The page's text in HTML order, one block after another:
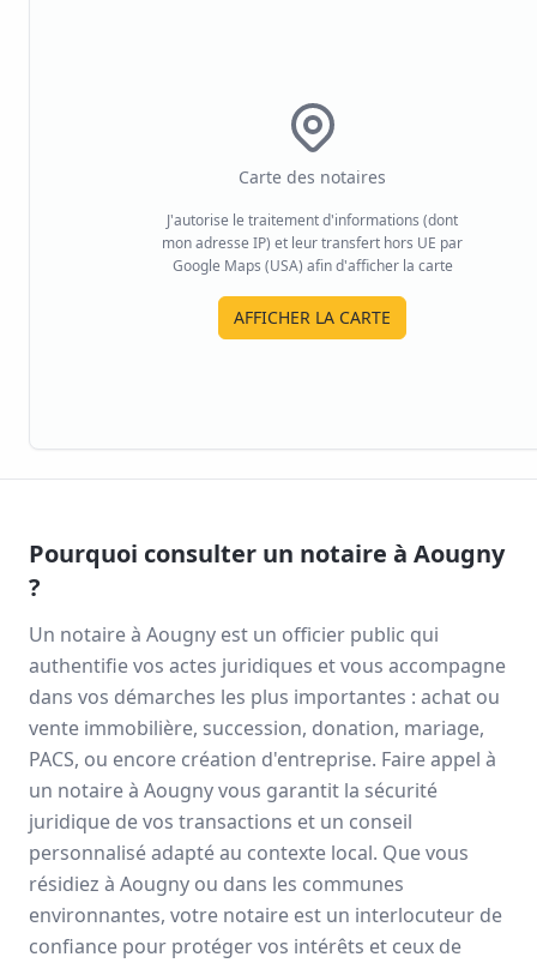
Carte des notaires
J'autorise le traitement d'informations (dont
mon adresse IP) et leur transfert hors UE par
Google Maps (USA) afin d'afficher la carte
AFFICHER LA CARTE
Pourquoi consulter un notaire à Aougny
?
Un notaire à Aougny est un officier public qui
authentifie vos actes juridiques et vous accompagne
dans vos démarches les plus importantes : achat ou
vente immobilière, succession, donation, mariage,
PACS, ou encore création d'entreprise. Faire appel à
un notaire à Aougnyvous garantit la sécurité
juridique de vos transactions et un conseil
personnalisé adapté au contexte local. Que vous
résidiez à Aougny ou dans les communes
environnantes, votre notaire est un interlocuteur de
confiance pour protéger vos intérêts et ceux de